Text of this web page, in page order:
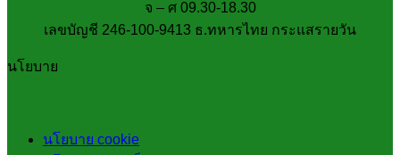
จ – ศ 09.30-18.30
เลขบัญชี 246-100-9413 ธ.ทหารไทย กระแสรายวัน
นโยบาย
นโยบาย cookie